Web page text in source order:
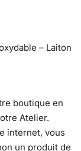
– Laiton
boutique en
Atelier.
internet, vous
un produit de